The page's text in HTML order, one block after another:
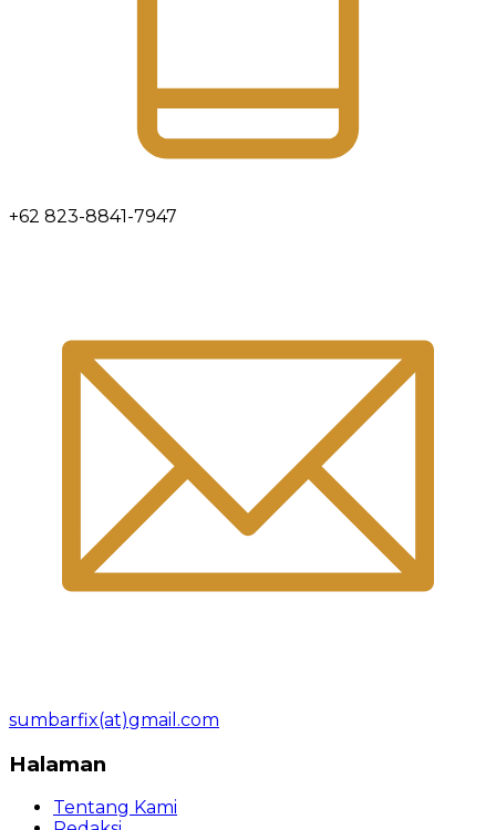
+62 823-8841-7947
sumbarfix(at)gmail.com
Halaman
Tentang Kami